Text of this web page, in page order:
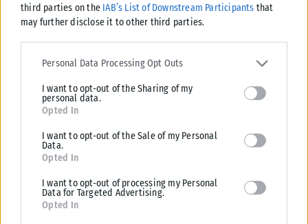
third parties on the IAB’s List of Downstream Participants that
may further disclose it to other third parties.
Please note that this website/app uses one or more Google
services and may gather and store information including but not
deny consent to Google and its third-party tags to use your data
for below specified purposes in below Google consent section.
Personal Data Processing Opt Outs
I want to opt-out of the Sharing of my
personal data.
Opted In
I want to opt-out of the Sale of my Personal
Data.
Opted In
I want to opt-out of processing my Personal
Data for Targeted Advertising.
Opted In